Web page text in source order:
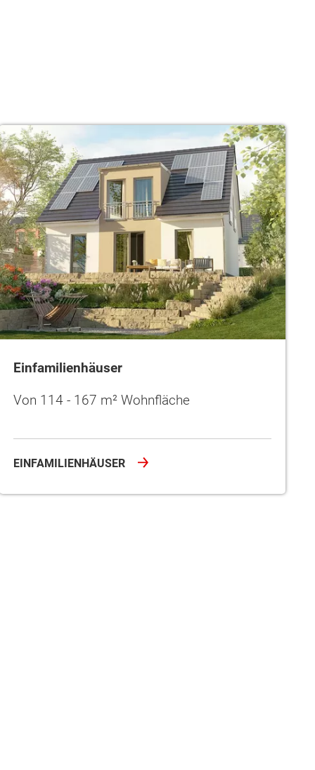
Einfamilienhäuser
Von 114 - 167 m² Wohnfläche
EINFAMILIENHÄUSER